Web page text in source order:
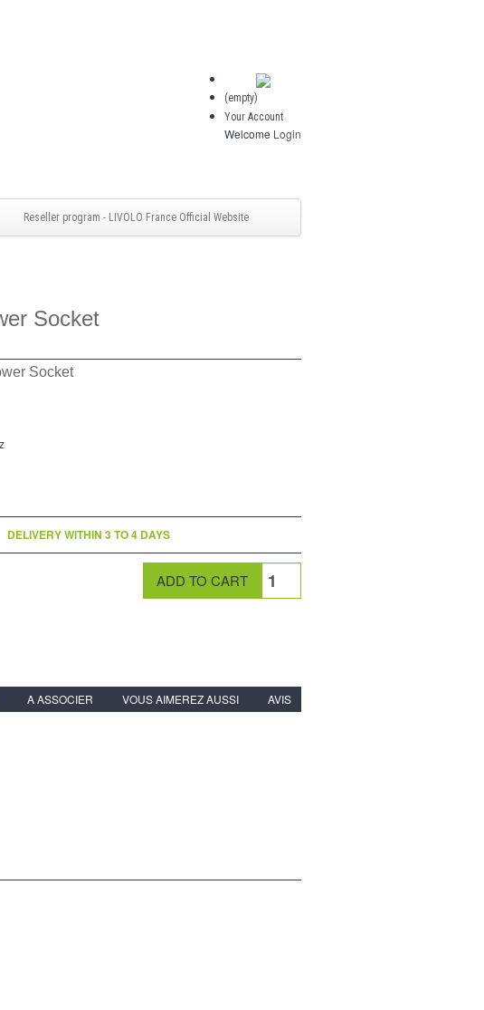
(empty)
Your Account
Welcome Login
Reseller program - LIVOLO France Official Website
Socket
Socket
DELIVERY WITHIN 3 TO 4 DAYS
A ASSOCIER VOUS AIMEREZ AUSSI AVIS